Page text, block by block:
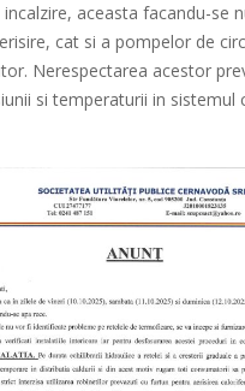
aceasta facandu-se
cat si a pompelor de
Nerespectarea acestor
si temperaturii in sistemul